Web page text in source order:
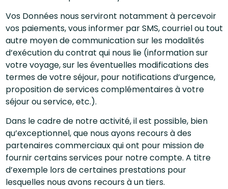
Vos Données nous serviront notamment à percevoir
vos paiements, vous informer par SMS, courriel ou tout
autre moyen de communication sur les modalités
d’exécution du contrat qui nous lie (information sur
votre voyage, sur les éventuelles modifications des
termes de votre séjour, pour notifications d’urgence,
proposition de services complémentaires à votre
séjour ou service, etc.).
Dans le cadre de notre activité, il est possible, bien
qu’exceptionnel, que nous ayons recours à des
partenaires commerciaux qui ont pour mission de
fournir certains services pour notre compte. A titre
d’exemple lors de certaines prestations pour
lesquelles nous avons recours à un tiers.